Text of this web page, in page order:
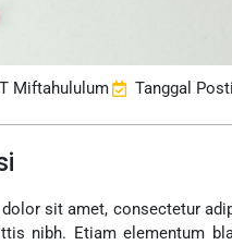
Miftahululum Tanggal
sit amet, consectetur
nibh. Etiam elementum